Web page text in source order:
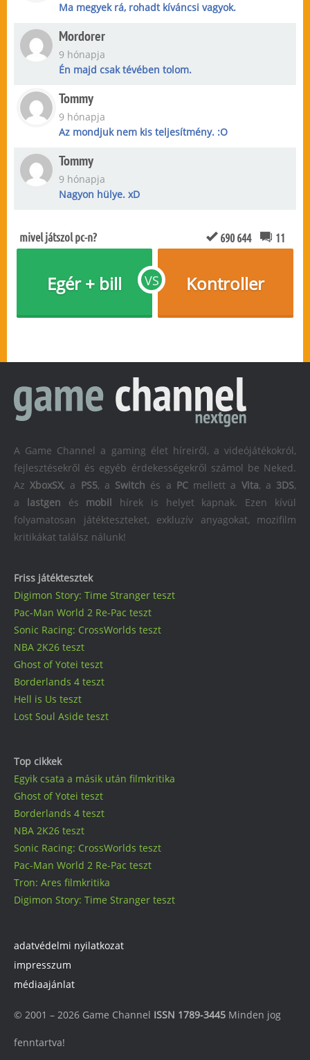
Ma megyek rá, rohadt kíváncsi vagyok.
Mordorer
9 hónapja
Én majd csak tévében tolom.
Tommy
9 hónapja
Az mondjuk nem kis teljesítmény. :O
Tommy
9 hónapja
Nagyon hülye. xD
mivel játszol pc-n? 690 644 11
VS
Egér + bill Kontroller
Friss játéktesztek
Digimon Story: Time Stranger teszt
Pac-Man World 2 Re-Pac teszt
Sonic Racing: CrossWorlds teszt
NBA 2K26 teszt
Ghost of Yotei teszt
Borderlands 4 teszt
Hell is Us teszt
Lost Soul Aside teszt
Top cikkek
Egyik csata a másik után filmkritika
Ghost of Yotei teszt
Borderlands 4 teszt
NBA 2K26 teszt
Sonic Racing: CrossWorlds teszt
Pac-Man World 2 Re-Pac teszt
Tron: Ares filmkritika
Digimon Story: Time Stranger teszt
A Game Channel a gaming élet híreiről, a videójátékokról,
fejlesztésekről és egyéb érdekességekről számol be Neked.
AzXboxSX, a PS5, a Switch és a PCmellett a Vita, a 3DS,
a lastgen és mobil hírek is helyet kapnak. Ezen kívül
folyamatosan játékteszteket, exkluzív anyagokat, mozifilm
kritikákat találsz nálunk!
adatvédelmi nyilatkozat
impresszum
médiaajánlat
© 2001 – 2026 Game Channel ISSN 1789-3445 Minden jog
fenntartva!